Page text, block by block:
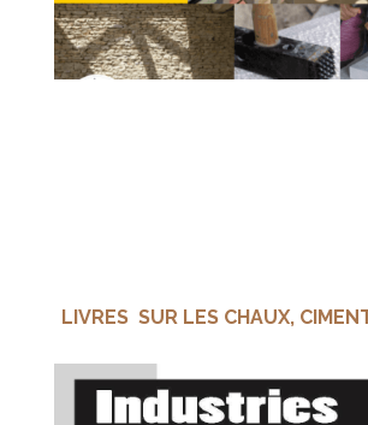
LIVRES SUR LES CHAUX,